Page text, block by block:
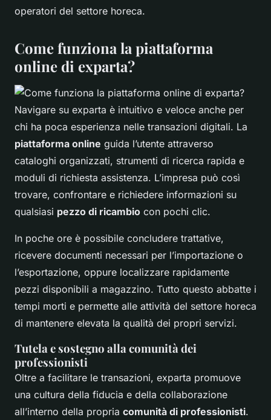
operatori del settore horeca.
Come funziona la piattaforma
online di exparta?
Navigare su exparta è intuitivo e veloce anche per
chi ha poca esperienza nelle transazioni digitali. La
piattaforma online guida l’utente attraverso
cataloghi organizzati, strumenti di ricerca rapida e
moduli di richiesta assistenza. L’impresa può così
trovare, confrontare e richiedere informazioni su
qualsiasi pezzo di ricambio con pochi clic.
In poche ore è possibile concludere trattative,
ricevere documenti necessari per l’importazione o
l’esportazione, oppure localizzare rapidamente
pezzi disponibili a magazzino. Tutto questo abbatte i
tempi morti e permette alle attività del settore horeca
di mantenere elevata la qualità dei propri servizi.
Tutela e sostegno alla comunità dei
professionisti
Oltre a facilitare le transazioni, exparta promuove
una cultura della fiducia e della collaborazione
all’interno della propria comunità di professionisti.